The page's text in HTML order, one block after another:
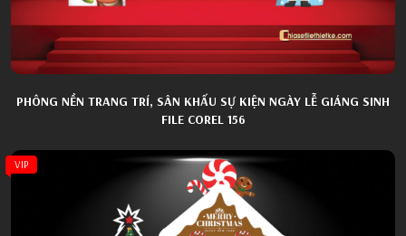
PHÔNG NỀN TRANG TRÍ, SÂN KHẤU SỰ KIỆN NGÀY LỄ GIÁNG SINH
FILE COREL 156
VIP